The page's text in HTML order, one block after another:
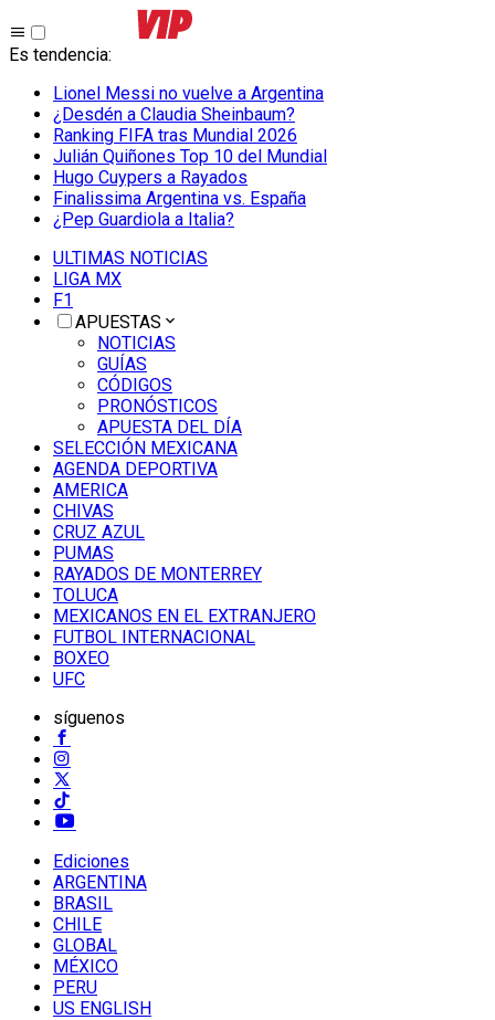
Es tendencia:
Lionel Messi no vuelve a Argentina
¿Desdén a Claudia Sheinbaum?
Ranking FIFA tras Mundial 2026
Julián Quiñones Top 10 del Mundial
Hugo Cuypers a Rayados
Finalissima Argentina vs. España
¿Pep Guardiola a Italia?
ULTIMAS NOTICIAS
LIGA MX
F1
APUESTAS
NOTICIAS
GUÍAS
CÓDIGOS
PRONÓSTICOS
APUESTA DEL DÍA
SELECCIÓN MEXICANA
AGENDA DEPORTIVA
AMERICA
CHIVAS
CRUZ AZUL
PUMAS
RAYADOS DE MONTERREY
TOLUCA
MEXICANOS EN EL EXTRANJERO
FUTBOL INTERNACIONAL
BOXEO
UFC
síguenos
Ediciones
ARGENTINA
BRASIL
CHILE
GLOBAL
MÉXICO
PERU
US ENGLISH